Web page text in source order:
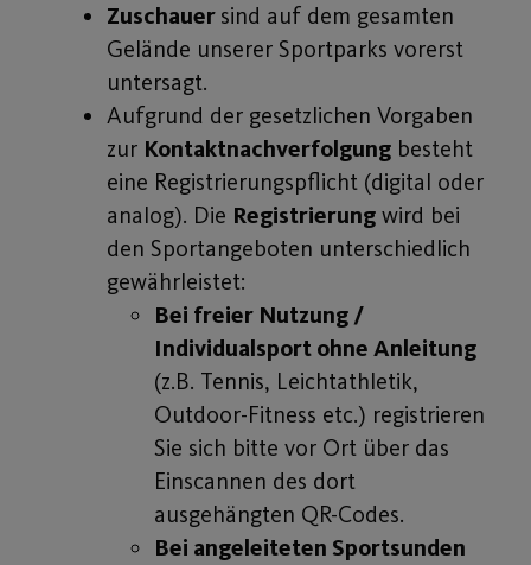
Zuschauer sind auf dem gesamten
Gelände unserer Sportparks vorerst
untersagt.
Aufgrund der gesetzlichen Vorgaben
zur Kontaktnachverfolgung besteht
eine Registrierungspflicht (digital oder
analog). Die Registrierung wird bei
den Sportangeboten unterschiedlich
gewährleistet:
Bei freier Nutzung /
Individualsport ohne Anleitung
(z.B. Tennis, Leichtathletik,
Outdoor-Fitness etc.) registrieren
Sie sich bitte vor Ort über das
Einscannen des dort
ausgehängten QR-Codes.
Bei angeleiteten Sportsunden